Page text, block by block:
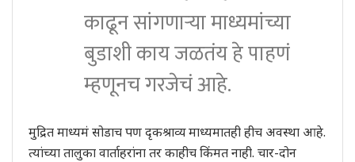
काढून सांगणार्‍या माध्यमांच्या
बुडाशी काय जळतंय हे पाहणं
म्हणूनच गरजेचं आहे.
मुद्रित माध्यमं सोडाच पण दृकश्राव्य माध्यमातही हीच अवस्था आहे.
त्यांच्या तालुका वार्ताहरांना तर काहीच किंमत नाही. चार-दोन